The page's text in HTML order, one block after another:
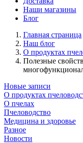
Наши магазины
Блог
Главная страница
Наш блог
О продуктах
Полезные
Новые записи
О продуктах
О пчелах
Пчеловодство
Медицина и здоровье
Разное
Новости